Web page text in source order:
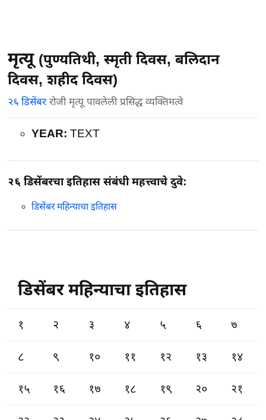
मृत्यू (पुण्यतिथी, स्मृती दिवस, बलिदान
दिवस, शहीद दिवस)
२६ डिसेंबररोजी मृत्यू पावलेली प्रसिद्ध व्यक्तिमत्वे
YEAR: TEXT
२६ डिसेंबरचा इतिहास संबंधी महत्त्वाचे दुवे:
डिसेंबर महिन्याचा इतिहास
डिसेंबर महिन्याचा इतिहास
१ २ ३ ४ ५ ६ ७
८ ९ १० ११ १२ १३ १४
१५ १६ १७ १८ १९ २० २१